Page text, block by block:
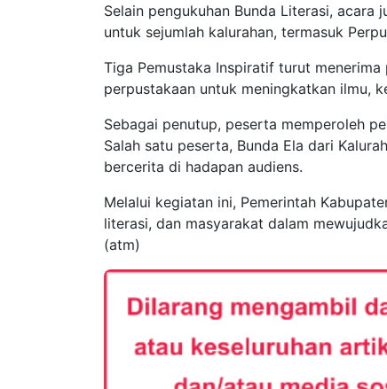
Selain pengukuhan Bunda Literasi,
untuk sejumlah kalurahan, termasuk
Tiga Pemustaka Inspiratif turut
perpustakaan untuk meningkatkan ilmu,
Sebagai penutup, peserta memperoleh
Salah satu peserta, Bunda Ela dari
bercerita di hadapan audiens.
Melalui kegiatan ini, Pemerintah
literasi, dan masyarakat dalam
(atm)